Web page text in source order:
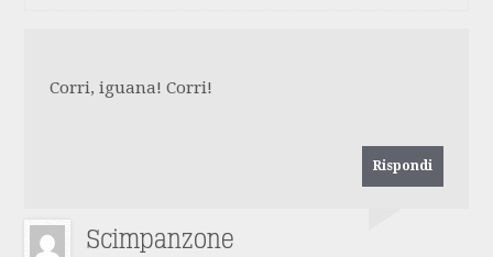
Corri, iguana! Corri!
Rispondi
Scimpanzone